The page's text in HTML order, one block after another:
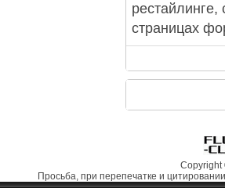
страницах
Copyright
Просьба, при перепечатке и